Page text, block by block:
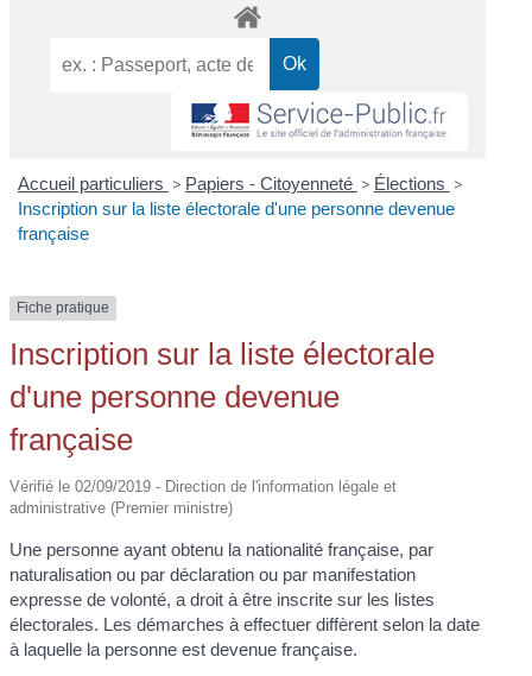
Accueil particuliers > Papiers - Citoyenneté > Élections >
Inscription sur la liste électorale d'une personne devenue
française
Fiche pratique
Inscription sur la liste électorale
d'une personne devenue
française
Vérifié le 02/09/2019 - Direction de l'information légale et
administrative (Premier ministre)
Une personne ayant obtenu la nationalité française, par
naturalisation ou par déclaration ou par manifestation
expresse de volonté, a droit à être inscrite sur les listes
électorales. Les démarches à effectuer diffèrent selon la date
à laquelle la personne est devenue française.